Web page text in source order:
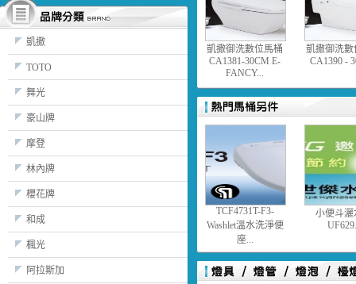
凱撒
TOTO
舞光
豪山牌
摩登
林內牌
櫻花牌
和成
楓光
阿拉斯加
凱撒御洗數位馬桶
CA1381-30CM E-
FANCY...
凱撒御洗數
CA1390 -
TCF4731T-F3-
Washlet溫水洗淨便
座...
小便斗灑